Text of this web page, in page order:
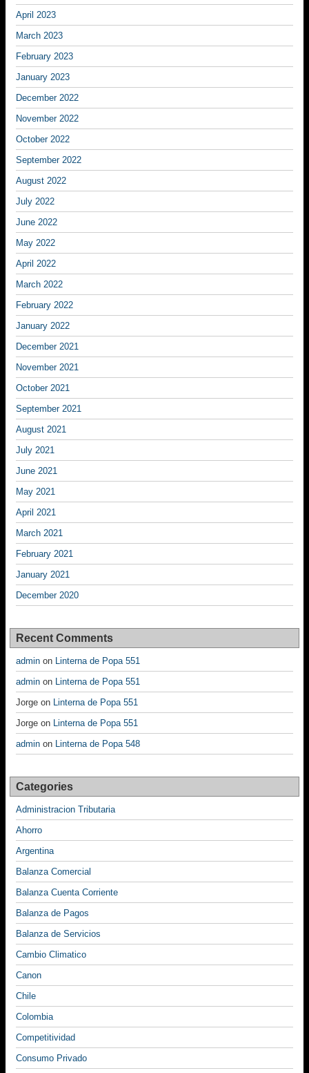
April 2023
March 2023
February 2023
January 2023
December 2022
November 2022
October 2022
September 2022
August 2022
July 2022
June 2022
May 2022
April 2022
March 2022
February 2022
January 2022
December 2021
November 2021
October 2021
September 2021
August 2021
July 2021
June 2021
May 2021
April 2021
March 2021
February 2021
January 2021
December 2020
Recent Comments
admin on Linterna de Popa 551
admin on Linterna de Popa 551
Jorge on Linterna de Popa 551
Jorge on Linterna de Popa 551
admin on Linterna de Popa 548
Categories
Administracion Tributaria
Ahorro
Argentina
Balanza Comercial
Balanza Cuenta Corriente
Balanza de Pagos
Balanza de Servicios
Cambio Climatico
Canon
Chile
Colombia
Competitividad
Consumo Privado